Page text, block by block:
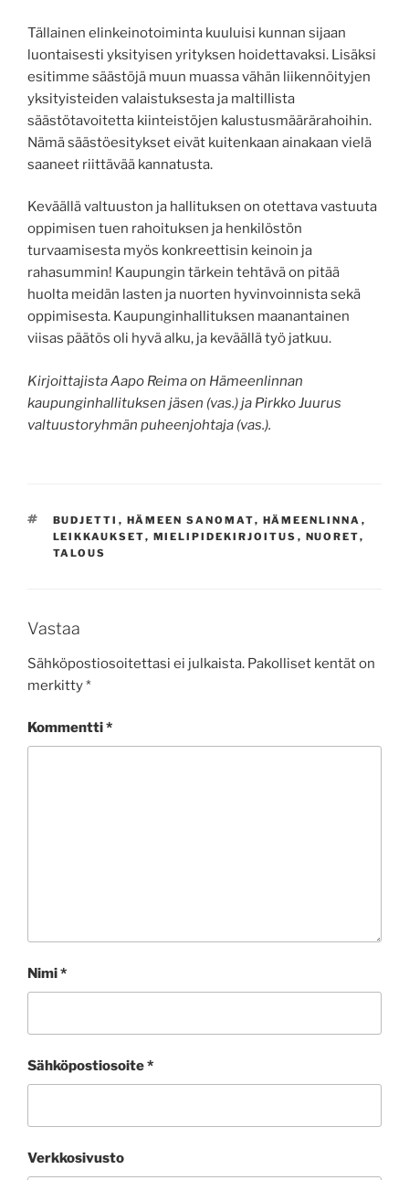
Tällainen elinkeinotoiminta kuuluisi kunnan sijaan
luontaisesti yksityisen yrityksen hoidettavaksi. Lisäksi
esitimme säästöjä muun muassa vähän liikennöityjen
yksityisteiden valaistuksesta ja maltillista
säästötavoitetta kiinteistöjen kalustusmäärärahoihin.
Nämä säästöesitykset eivät kuitenkaan ainakaan vielä
saaneet riittävää kannatusta.
Keväällä valtuuston ja hallituksen on otettava vastuuta
oppimisen tuen rahoituksen ja henkilöstön
turvaamisesta myös konkreettisin keinoin ja
rahasummin! Kaupungin tärkein tehtävä on pitää
huolta meidän lasten ja nuorten hyvinvoinnista sekä
oppimisesta. Kaupunginhallituksen maanantainen
viisas päätös oli hyvä alku, ja keväällä työ jatkuu.
Kirjoittajista Aapo Reima on Hämeenlinnan
kaupunginhallituksen jäsen (vas.) ja Pirkko Juurus
valtuustoryhmän puheenjohtaja (vas.).
AVAINSANAT
BUDJETTI , HÄMEEN SANOMAT, HÄMEENLINNA ,
LEIKKAUKSET, MIELIPIDEKIRJOITUS , NUORET,
TALOUS
Vastaa
Sähköpostiosoitettasi ei julkaista. Pakolliset kentät on
merkitty*
Kommentti*
Nimi*
Sähköpostiosoite*
Verkkosivusto